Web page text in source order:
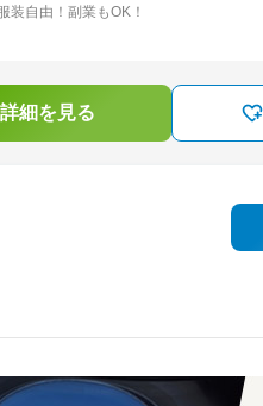
装自由！副業もOK！
細を見る